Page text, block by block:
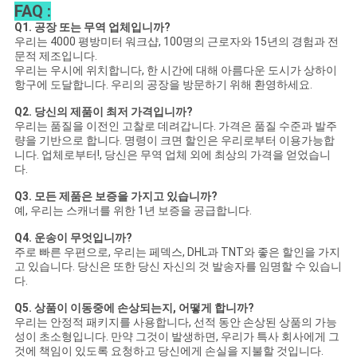
FAQ :
Q1. 공장 또는 무역 업체입니까?
우리는 4000 평방미터 워크샵, 100명의 근로자와 15년의 경험과 전
문적 제조입니다.
우리는 우시에 위치합니다, 한 시간에 대해 아름다운 도시가 상하이
항구에 도달합니다. 우리의 공장을 방문하기 위해 환영하세요.
Q2. 당신의 제품이 최저 가격입니까?
우리는 품질을 이전인 고찰로 데려갑니다. 가격은 품질 수준과 발주
량을 기반으로 합니다. 명령이 크면 할인은 우리로부터 이용가능합
니다. 업체로부터!, 당신은 무역 업체 외에 최상의 가격을 얻었습니
다.
Q3. 모든 제품은 보증을 가지고 있습니까?
예, 우리는 스캐너를 위한 1년 보증을 공급합니다.
Q4. 운송이 무엇입니까?
주로 빠른 우편으로, 우리는 페덱스, DHL과 TNT와 좋은 할인을 가지
고 있습니다. 당신은 또한 당신 자신의 것 발송자를 임명할 수 있습니
다.
Q5. 상품이 이동중에 손상되는지, 어떻게 합니까?
우리는 안정적 패키지를 사용합니다, 선적 동안 손상된 상품의 가능
성이 초소형입니다. 만약 그것이 발생하면, 우리가 특사 회사에게 그
것에 책임이 있도록 요청하고 당신에게 손실을 지불할 것입니다.